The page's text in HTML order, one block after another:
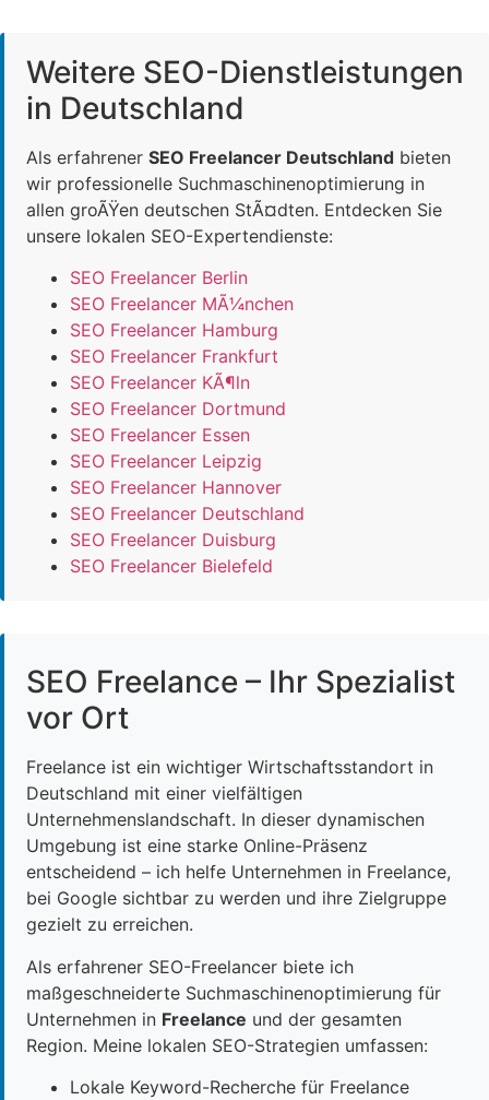
Weitere SEO-Dienstleistungen
in Deutschland
Als erfahrener SEO Freelancer Deutschland bieten
wir professionelle Suchmaschinenoptimierung in
allen groÃŸen deutschen StÃ¤dten. Entdecken Sie
unsere lokalen SEO-Expertendienste:
SEO Freelancer Berlin
SEO Freelancer MÃ¼nchen
SEO Freelancer Hamburg
SEO Freelancer Frankfurt
SEO Freelancer KÃ¶ln
SEO Freelancer Dortmund
SEO Freelancer Essen
SEO Freelancer Leipzig
SEO Freelancer Hannover
SEO Freelancer Deutschland
SEO Freelancer Duisburg
SEO Freelancer Bielefeld
SEO Freelance – Ihr Spezialist
vor Ort
Freelance ist ein wichtiger Wirtschaftsstandort in
Deutschland mit einer vielfältigen
Unternehmenslandschaft. In dieser dynamischen
Umgebung ist eine starke Online-Präsenz
entscheidend – ich helfe Unternehmen in Freelance,
bei Google sichtbar zu werden und ihre Zielgruppe
gezielt zu erreichen.
Als erfahrener SEO-Freelancer biete ich
maßgeschneiderte Suchmaschinenoptimierung für
Unternehmen in Freelance und der gesamten
Region. Meine lokalen SEO-Strategien umfassen:
Lokale Keyword-Recherche für Freelance